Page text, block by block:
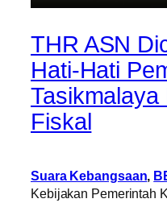
THR ASN
Hati-Hati
Tasikmalaya
Fiskal
Suara Kebangsaan,
Kebijakan Pemerintah